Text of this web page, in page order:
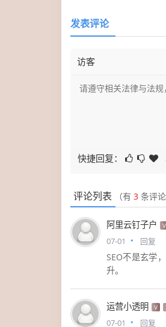
发表评论
快捷回复：
评论列表 （有 3 条评论
阿里云钉子户 V
07-01 回复
SEO不是玄学
升。
运营小透明 V
07-01 回复